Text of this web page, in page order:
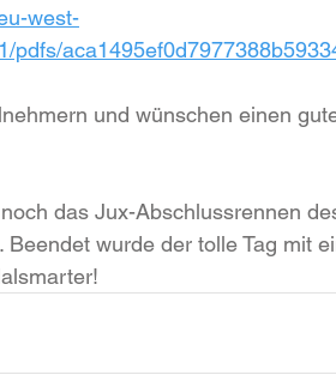
west-
pdfs/
und wünschen einen
das Jux-Abschlussrennen
wurde der tolle Tag mit